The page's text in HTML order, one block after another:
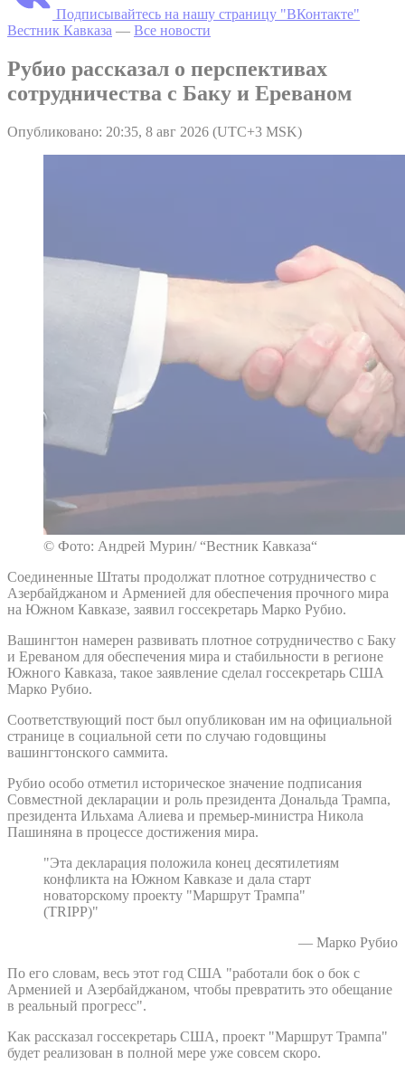
Подписывайтесь на нашу страницу "ВКонтакте"
Вестник Кавказа — Все новости
Рубио рассказал о перспективах
сотрудничества с Баку и Ереваном
Опубликовано: 20:35, 8 авг 2026 (UTC+3 MSK)
© Фото: Андрей Мурин/ “Вестник Кавказа“
Соединенные Штаты продолжат плотное сотрудничество с
Азербайджаном и Арменией для обеспечения прочного мира
на Южном Кавказе, заявил госсекретарь Марко Рубио.
Вашингтон намерен развивать плотное сотрудничество с Баку
и Ереваном для обеспечения мира и стабильности в регионе
Южного Кавказа, такое заявление сделал госсекретарь США
Марко Рубио.
Соответствующий пост был опубликован им на официальной
странице в социальной сети по случаю годовщины
вашингтонского саммита.
Рубио особо отметил историческое значение подписания
Совместной декларации и роль президента Дональда Трампа,
президента Ильхама Алиева и премьер-министра Никола
Пашиняна в процессе достижения мира.
"Эта декларация положила конец десятилетиям
конфликта на Южном Кавказе и дала старт
новаторскому проекту "Маршрут Трампа"
(TRIPP)"
— Марко Рубио
По его словам, весь этот год США "работали бок о бок с
Арменией и Азербайджаном, чтобы превратить это обещание
в реальный прогресс".
Как рассказал госсекретарь США, проект "Маршрут Трампа"
будет реализован в полной мере уже совсем скоро.